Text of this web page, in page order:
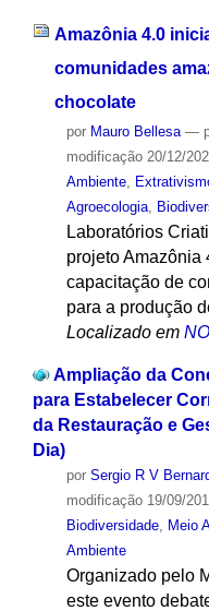
Amazônia 4.0
comunidades
chocolate
por Mauro Bellesa —
modificação20/12/
Ambiente,
Agroecologia,
Laboratórios
projeto Amazônia
capacitação de
para a produção
Localizado em
Ampliação da
para Estabelecer
da Restauração e
Dia)
por Sergio R V
modificação19/09/
Biodiversidade, Meio
Ambiente
Organizado pelo
este evento